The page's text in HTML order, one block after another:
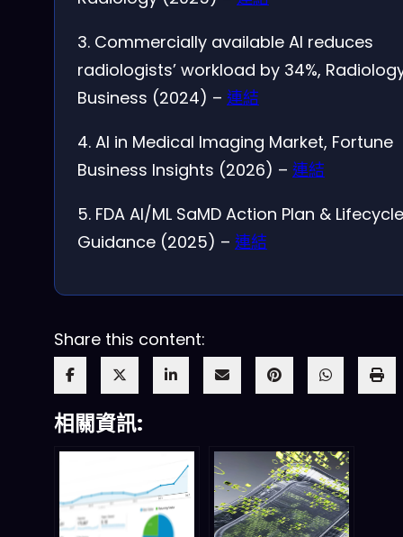
3. Commercially available AI reduces
radiologists’ workload by 34%,
Business (2024) – 連結
4. AI in Medical Imaging Market, Fortune
Business Insights (2026) – 連結
5. FDA AI/ML SaMD Action Plan & Lifecycle
Guidance (2025) – 連結
Share this content:
相關資訊: